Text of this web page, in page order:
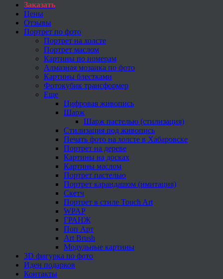
Заказать
Цены
Отзывы
Портрет по фото
Портрет на холсте
Портрет маслом
Картины по номерам
Алмазная мозаика по фото
Картины блестками
Фотокубик трансформер
Еще
Цифровая живопись
Шарж
Шарж пастелью (стилизация)
Стилизация под живопись
Печать фото на холсте в Хабаровске
Портрет на дереве
Картины на досках
Картины маслом
Портрет пастелью
Портрет карандашом (имитация)
Скетч
Портрет в стиле Touch Art
WPAP
ГРАНЖ
Поп Арт
Art Brush
Модульные картины
3D фигурка по фото
Идеи подарков
Контакты